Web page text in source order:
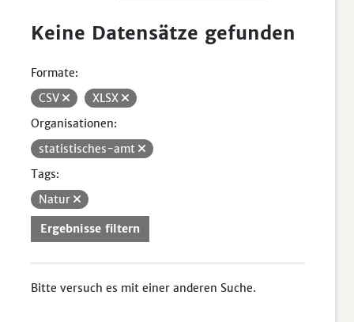
Keine Datensätze gefunden
Formate:
CSV
XLSX
Organisationen:
statistisches-amt
Tags:
Natur
Ergebnisse filtern
Bitte versuch es mit einer anderen Suche.